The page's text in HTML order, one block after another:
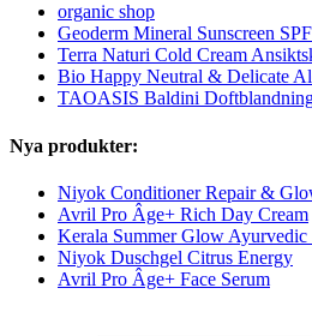
organic shop
Geoderm Mineral Sunscreen
Terra Naturi Cold Cream
Bio Happy Neutral & Delicate
TAOASIS Baldini
Nya produkter:
Niyok Conditioner Repair &
Avril Pro Âge+ Rich Day Cream
Kerala Summer Glow
Niyok Duschgel Citrus Energy
Avril Pro Âge+ Face Serum